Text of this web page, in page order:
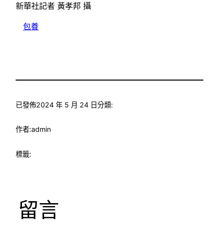
新華社記者 黃孝邦 攝
包養
已發佈2024 年 5 月 24 日分類:
作者:admin
標籤:
留言